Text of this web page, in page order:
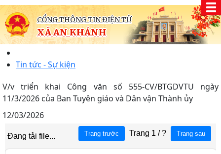
CỔNG THÔNG TIN ĐIỆN TỬ
XÃ AN KHÁNH
Tin tức - Sự kiện
V/v triển khai Công văn số 555-CV/BTGDVTU ngày
11/3/2026 của Ban Tuyên giáo và Dân vận Thành ủy
12/03/2026